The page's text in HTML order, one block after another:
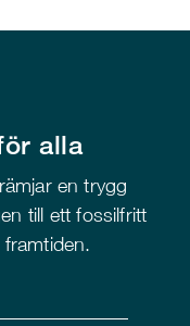
alla
en trygg
till ett fossilfritt